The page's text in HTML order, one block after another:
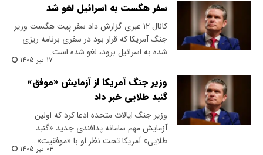
سفر هگست به اسرائیل لغو شد
کانال ۱۲ عبری گزارش داد سفر پیت هگست وزیر
جنگ آمریکا که قرار بود در سفری برنامه ریزی
شده به اسرائیل برود، لغو شده است.
۱۷ تیر ۱۴۰۵
وزیر جنگ آمریکا از آزمایش «موفق»
گنبد طلایی خبر داد
وزیر جنگ ایالات متحده ادعا کرد که اولین
آزمایش مهم سامانه پدافندی جدید «گنبد
طلایی» آمریکا تحت نظر او با «موفقیت»…
۰۳ تیر ۱۴۰۵